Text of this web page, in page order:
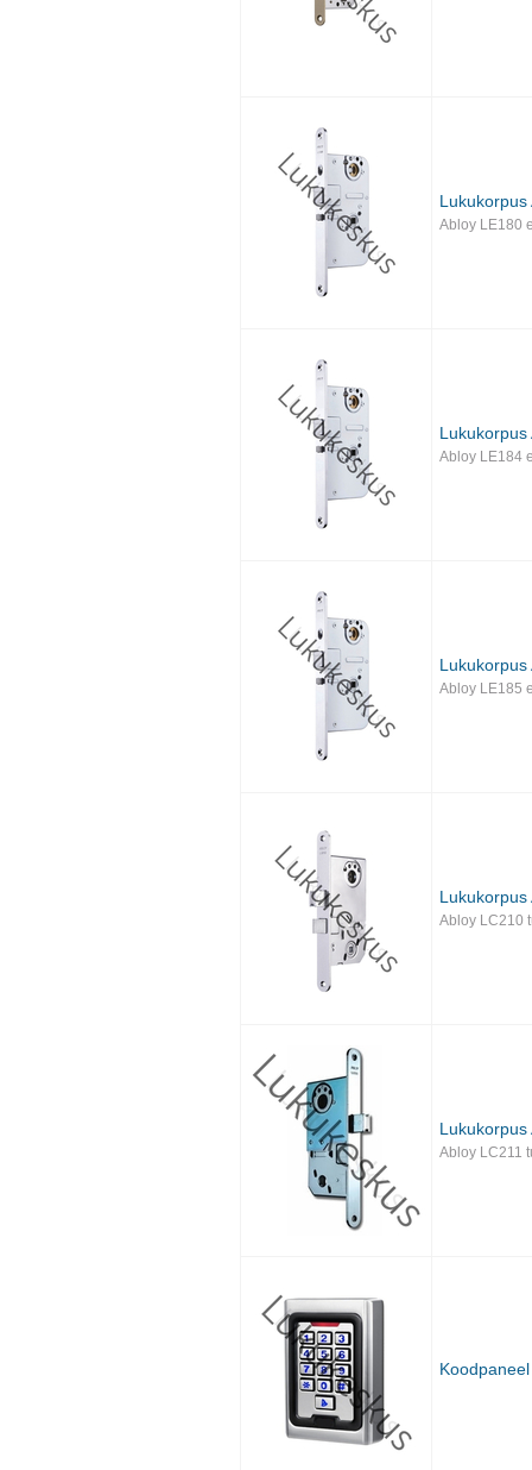
Lukukorpus
Abloy LE180
Lukukorpus
Abloy LE184
Lukukorpus
Abloy LE185
Lukukorpus
Abloy LC210
Lukukorpus
Abloy LC211